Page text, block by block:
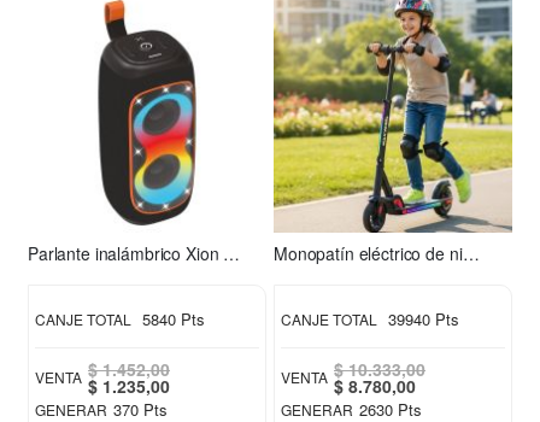
Parlante inalámbrico Xion XI-XT31
CANJE TOTAL 5840 Pts
VENTA $ 1.452,00
Special
Price
$ 1.235,00
GENERAR 370 Pts
Monopatín eléctrico de niño S2 Xion
CANJE TOTAL 39940 Pts
VENTA $ 10.333,00
Special
Price
$ 8.780,00
GENERAR 2630 Pts